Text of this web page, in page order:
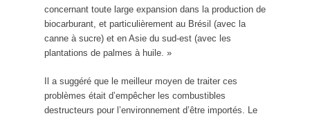
concernant toute large expansion dans la production de
biocarburant, et particulièrement au Brésil (avec la
canne à sucre) et en Asie du sud-est (avec les
plantations de palmes à huile. »
Il a suggéré que le meilleur moyen de traiter ces
problèmes était d’empêcher les combustibles
destructeurs pour l’environnement d’être importés. Le